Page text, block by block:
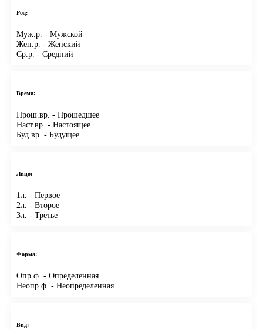
Род:
Муж.р. - Мужской
Жен.р. - Женский
Ср.р. - Средний
Время:
Прош.вр. - Прошедшее
Наст.вр. - Настоящее
Буд.вр. - Будущее
Лицо:
1л. - Первое
2л. - Второе
3л. - Третье
Форма:
Опр.ф. - Определенная
Неопр.ф. - Неопределенная
Вид: